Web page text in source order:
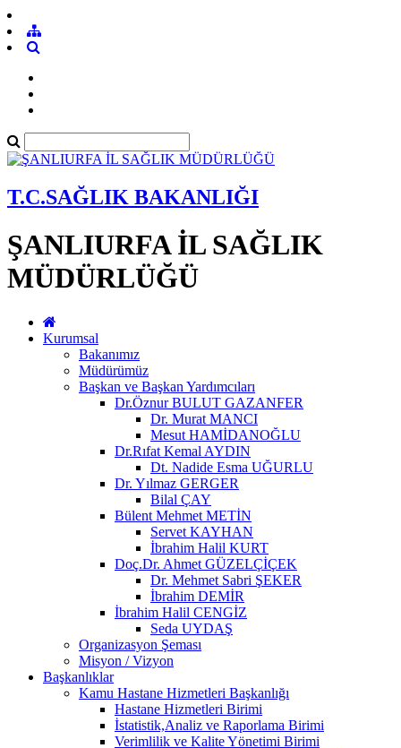
T.C.SAĞLIK BAKANLIĞI
ŞANLIURFA İL SAĞLIK
MÜDÜRLÜĞÜ
Kurumsal
Bakanımız
Müdürümüz
Başkan ve Başkan Yardımcıları
Dr.Öznur BULUT GAZANFER
Dr. Murat MANCI
Mesut HAMİDANOĞLU
Dr.Rıfat Kemal AYDIN
Dt. Nadide Esma UĞURLU
Dr. Yılmaz GERGER
Bilal ÇAY
Bülent Mehmet METİN
Servet KAYHAN
İbrahim Halil KURT
Doç.Dr. Ahmet GÜZELÇİÇEK
Dr. Mehmet Sabri ŞEKER
İbrahim DEMİR
İbrahim Halil CENGİZ
Seda UYDAŞ
Organizasyon Şeması
Misyon / Vizyon
Başkanlıklar
Kamu Hastane Hizmetleri Başkanlığı
Hastane Hizmetleri Birimi
İstatistik,Analiz ve Raporlama Birimi
Verimlilik ve Kalite Yönetimi Birimi